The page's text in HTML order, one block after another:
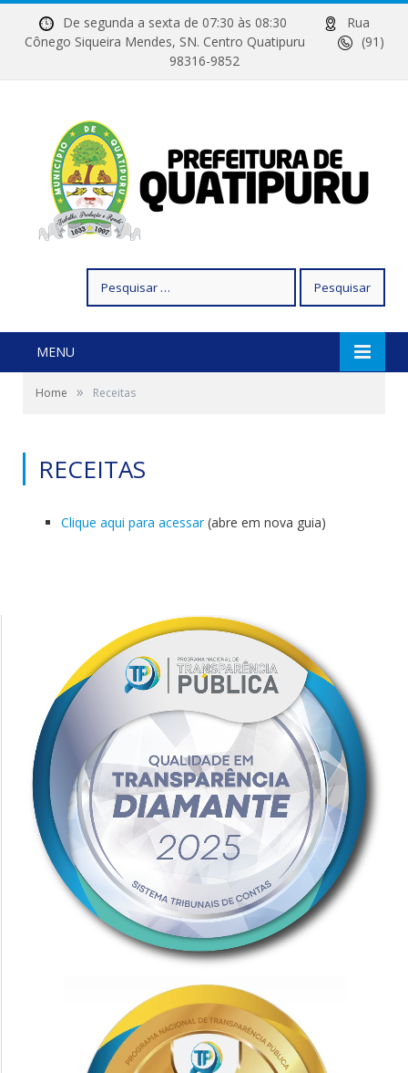
De segunda a sexta de 07:30 às 08:30
Rua
Cônego Siqueira Mendes, SN. Centro Quatipuru
(91)
98316-9852
por:
MENU
Home » Receitas
RECEITAS
Clique aqui para acessar(abre em nova guia)